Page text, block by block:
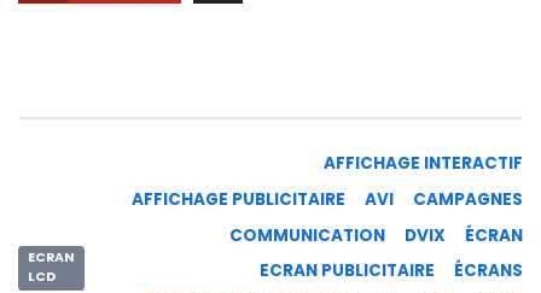
ECRAN
LCD
AFFICHAGE INTERACTIF
AFFICHAGE PUBLICITAIRE
AVI
CAMPAGNES
COMMUNICATION
DVIX
ÉCRAN
ECRAN PUBLICITAIRE
ÉCRANS